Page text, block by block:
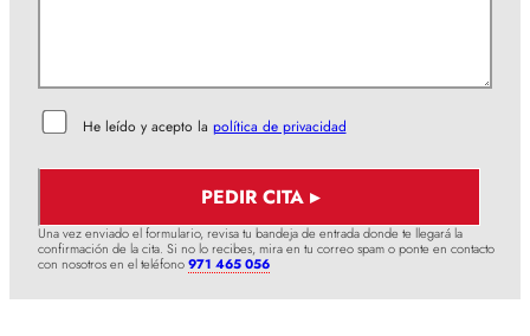
He leído y acepto la política de privacidad
Una vez enviado el formulario, revisa tu bandeja de entrada donde te llegará la
confirmación de la cita. Si no lo recibes, mira en tu correo spam o ponte en contacto
con nosotros en el teléfono971 465 056